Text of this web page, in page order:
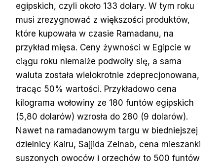
egipskich, czyli około 133 dolary. W tym roku
musi zrezygnować z większości produktów,
które kupowała w czasie Ramadanu, na
przykład mięsa. Ceny żywności w Egipcie w
ciągu roku niemalże podwoiły się, a sama
waluta została wielokrotnie zdeprecjonowana,
tracąc 50% wartości. Przykładowo cena
kilograma wołowiny ze 180 funtów egipskich
(5,80 dolarów) wzrosła do 280 (9 dolarów).
Nawet na ramadanowym targu w biedniejszej
dzielnicy Kairu, Sajjida Zeinab, cena mieszanki
suszonych owoców i orzechów to 500 funtów